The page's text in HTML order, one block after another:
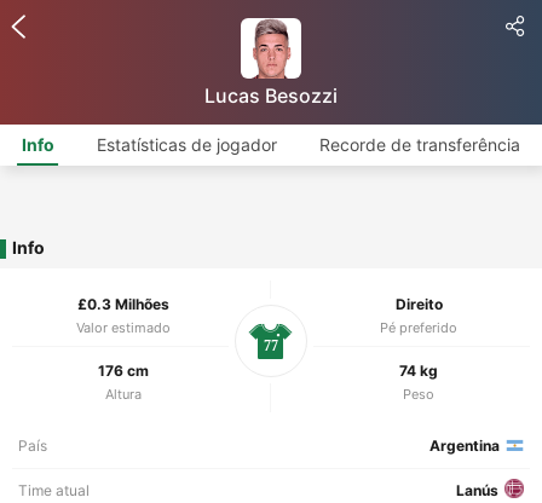
Lucas Besozzi
Info Estatísticas de jogador Recorde de transferência
Info
£0.3 Milhões
Valor estimado
Direito
Pé preferido
176 cm
Altura
74 kg
Peso
77
País Argentina
Time atual Lanús